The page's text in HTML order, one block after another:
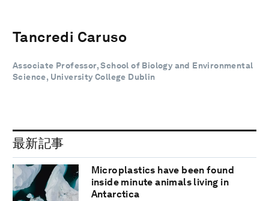
Tancredi Caruso
Associate Professor, School of Biology and Environmental
Science, University College Dublin
最新記事
Microplastics have been found
inside minute animals living in
Antarctica